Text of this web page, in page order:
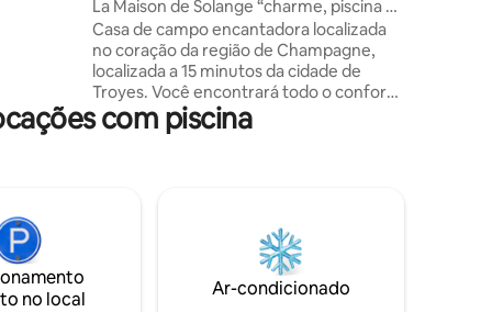
La Maison de Solange “charme, piscina e
spa”
Casa de campo encantadora localizada
no coração da região de Champagne,
localizada a 15 minutos da cidade de
Troyes. Você encontrará todo o conforto
necessário para sua estadia com a
família, amigos ou colegas. Sem vizinhos.
parque de diversões Nigloland, 10
minutos de Chaource e 30 minutos de
Chablis. Local ideal para os amantes da
natureza, gastronomia e convívio.
com piscina
no local
Ar-condicionado